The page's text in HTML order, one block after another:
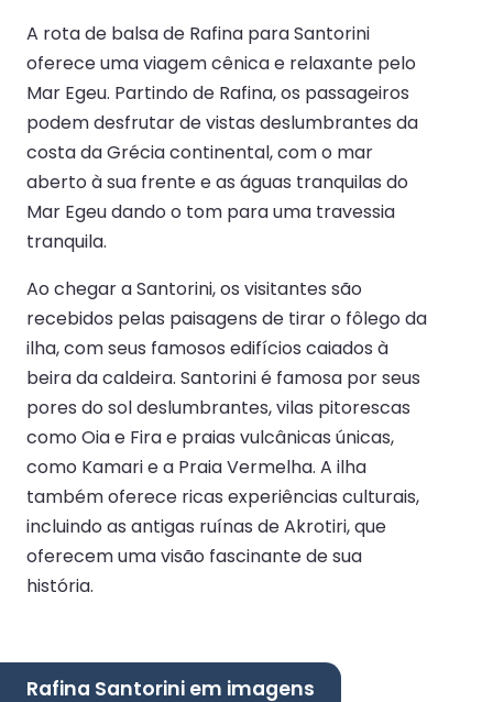
A rota de balsa de Rafina para Santorini
oferece uma viagem cênica e relaxante pelo
Mar Egeu. Partindo de Rafina, os passageiros
podem desfrutar de vistas deslumbrantes da
costa da Grécia continental, com o mar
aberto à sua frente e as águas tranquilas do
Mar Egeu dando o tom para uma travessia
tranquila.
Ao chegar a Santorini, os visitantes são
recebidos pelas paisagens de tirar o fôlego da
ilha, com seus famosos edifícios caiados à
beira da caldeira. Santorini é famosa por seus
pores do sol deslumbrantes, vilas pitorescas
como Oia e Fira e praias vulcânicas únicas,
como Kamari e a Praia Vermelha. A ilha
também oferece ricas experiências culturais,
incluindo as antigas ruínas de Akrotiri, que
oferecem uma visão fascinante de sua
história.
Rafina Santorini em imagens